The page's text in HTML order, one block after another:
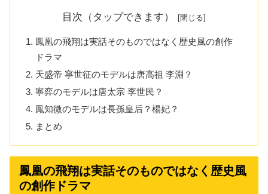
目次（タップできます）
鳳凰の飛翔は実話そのものではなく歴史風の創作
ドラマ
天盛帝 寧世征のモデルは唐高祖 李淵？
寧弈のモデルは唐太宗 李世民？
鳳知微のモデルは長孫皇后？楊妃？
まとめ
鳳凰の飛翔は実話そのものではなく歴史風
の創作ドラマ